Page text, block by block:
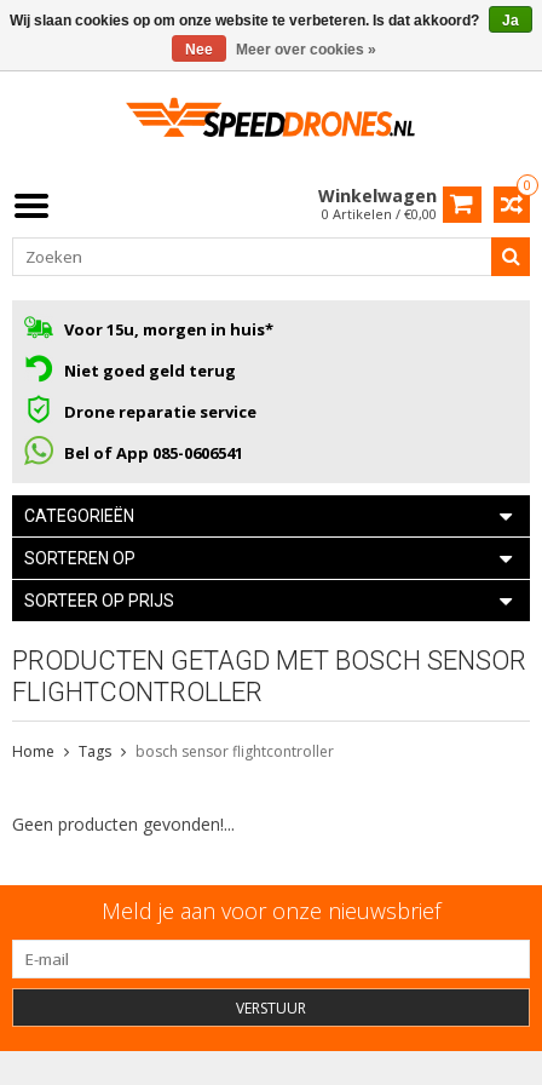
0
Winkelwagen
0 Artikelen / €0,00
Voor 15u, morgen in huis*
Niet goed geld terug
Drone reparatie service
Bel of App 085-0606541
CATEGORIEËN
SORTEREN OP
SORTEER OP PRIJS
PRODUCTEN GETAGD MET BOSCH SENSOR
FLIGHTCONTROLLER
Home Tags bosch sensor flightcontroller
Geen producten gevonden!...
Meld je aan voor onze nieuwsbrief
VERSTUUR
Wij slaan cookies op om onze website te verbeteren. Is dat akkoord?
Ja
Nee
Meer over cookies »